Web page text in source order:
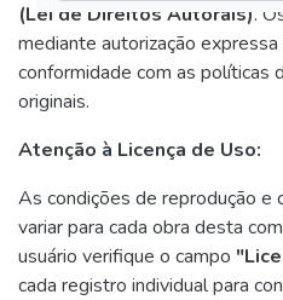
(Lei de Direitos Autorais).
mediante autorização
conformidade com as políticas
originais.
Atenção à Licença de Uso:
As condições de reprodução e
variar para cada obra desta
usuário verifique o campo
cada registro individual para